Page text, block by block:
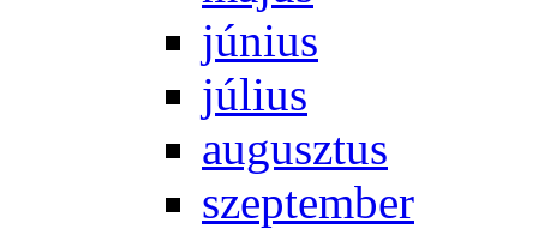
jú­ni­us
jú­li­us
au­gusz­tus
szep­tem­ber